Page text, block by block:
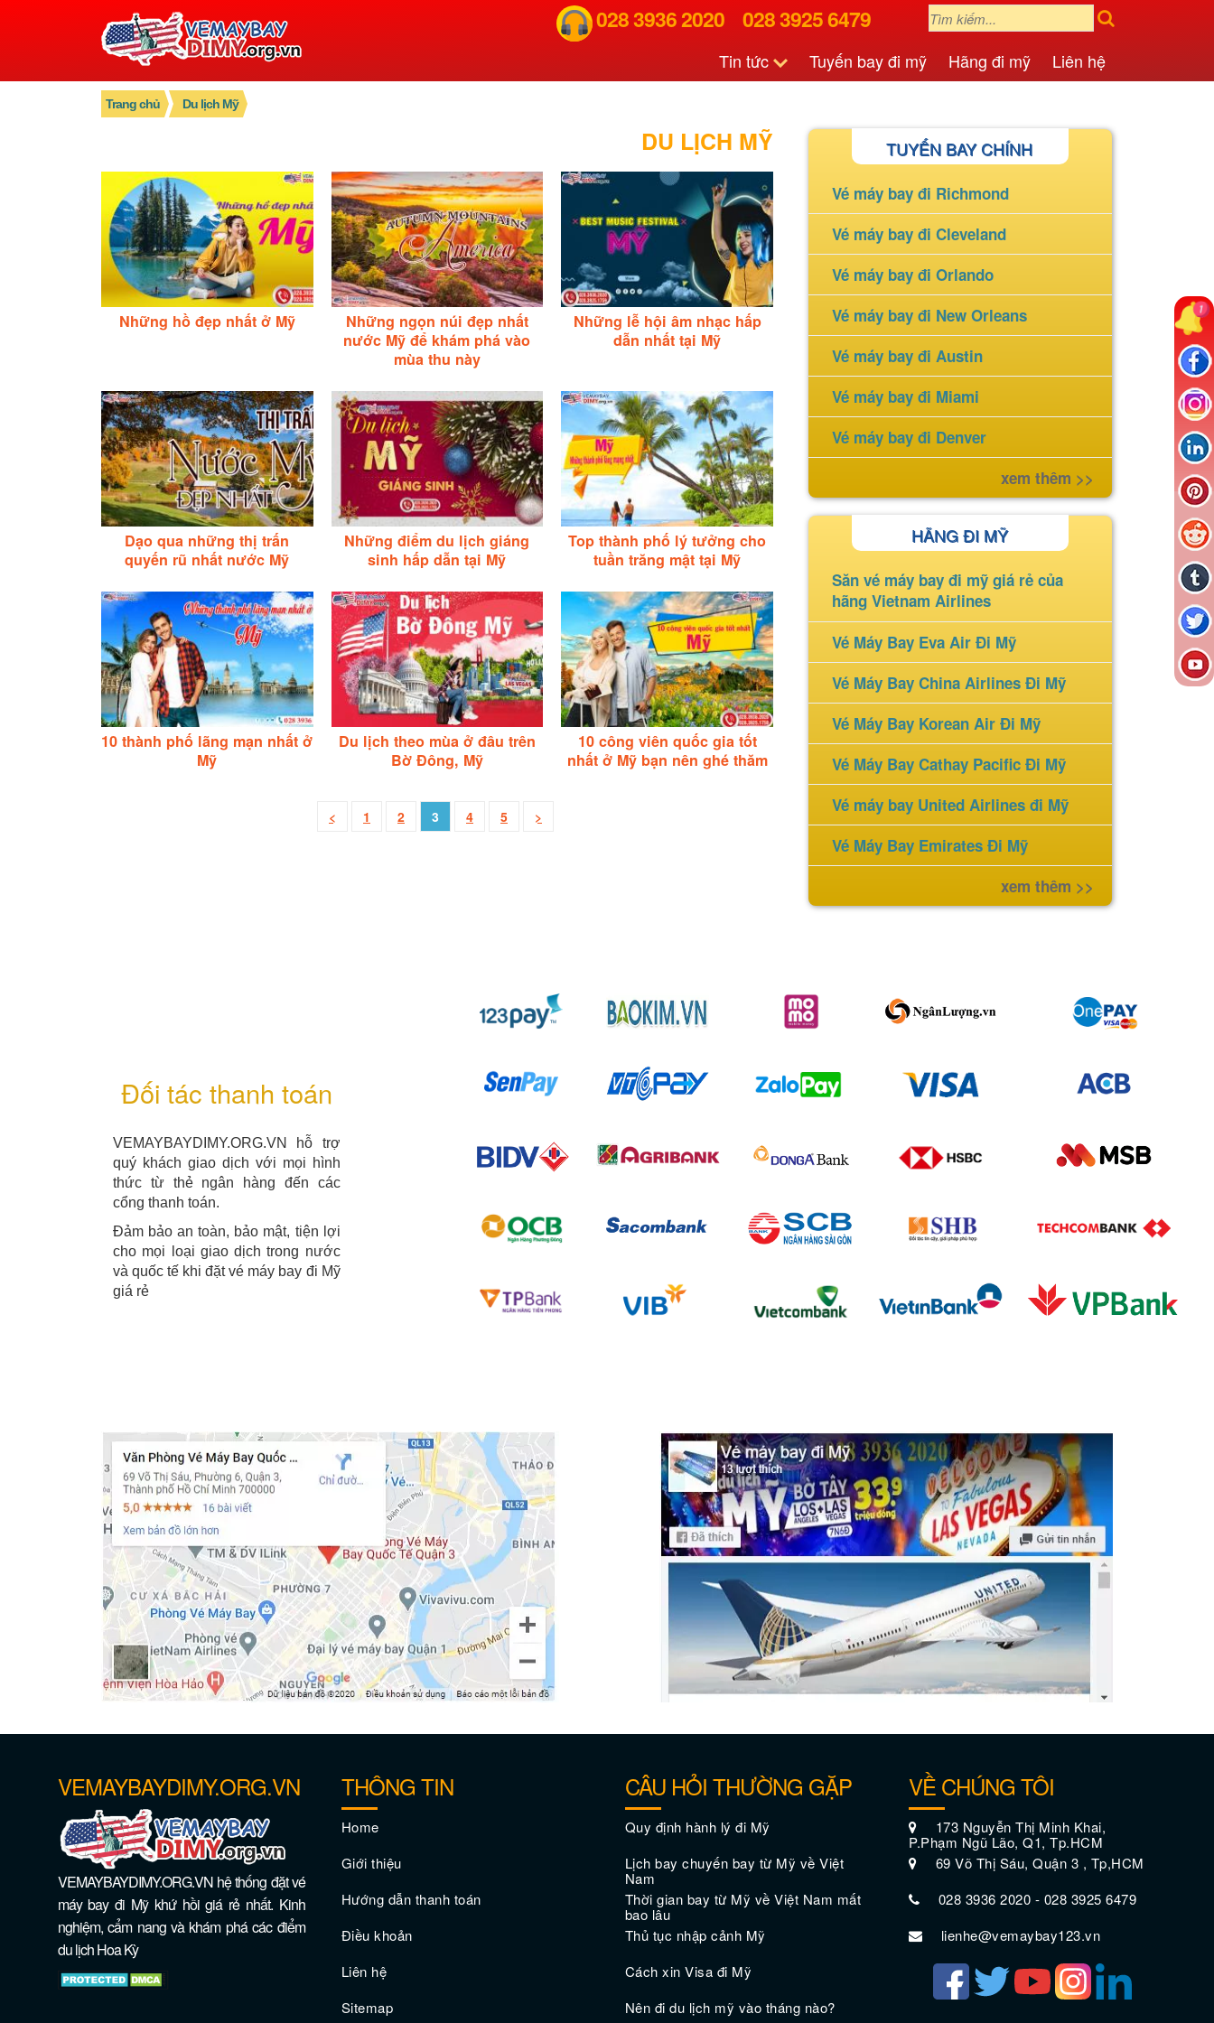
028 3936 2020 028 3925 6479
Tin tức Tuyến bay đi mỹ Hãng đi mỹ Liên hệ
Trang chủ Du lịch Mỹ
DU LỊCH MỸ
Những hồ đẹp nhất ở Mỹ
Những ngọn núi đẹp nhất
nước Mỹ để khám phá vào
mùa thu này
Những lễ hội âm nhạc hấp
dẫn nhất tại Mỹ
Dạo qua những thị trấn
quyến rũ nhất nước Mỹ
Những điểm du lịch giáng
sinh hấp dẫn tại Mỹ
Top thành phố lý tưởng cho
tuần trăng mật tại Mỹ
10 thành phố lãng mạn nhất ở
Mỹ
Du lịch theo mùa ở đâu trên
Bờ Đông, Mỹ
10 công viên quốc gia tốt
nhất ở Mỹ bạn nên ghé thăm
< 1 2 3 4 5 >
TUYẾN BAY CHÍNH
Vé máy bay đi Richmond
Vé máy bay đi Cleveland
Vé máy bay đi Orlando
Vé máy bay đi New Orleans
Vé máy bay đi Austin
Vé máy bay đi Miami
Vé máy bay đi Denver
xem thêm >>
HÃNG ĐI MỸ
Săn vé máy bay đi mỹ giá rẻ của
hãng Vietnam Airlines
Vé Máy Bay Eva Air Đi Mỹ
Vé Máy Bay China Airlines Đi Mỹ
Vé Máy Bay Korean Air Đi Mỹ
Vé Máy Bay Cathay Pacific Đi Mỹ
Vé máy bay United Airlines đi Mỹ
Vé Máy Bay Emirates Đi Mỹ
xem thêm >>
Đối tác thanh toán
VEMAYBAYDIMY.ORG.VN hỗ trợ
quý khách giao dịch với mọi hình
thức từ thẻ ngân hàng đến các
cổng thanh toán.
Đảm bảo an toàn, bảo mật, tiện lợi
cho mọi loại giao dịch trong nước
và quốc tế khi đặt vé máy bay đi Mỹ
giá rẻ
VEMAYBAYDIMY.ORG.VN
VEMAYBAYDIMY.ORG.VN hệ thống đặt vé
máy bay đi Mỹ khứ hồi giá rẻ nhất. Kinh
nghiệm, cẩm nang và khám phá các điểm
du lịch Hoa Kỳ
THÔNG TIN
Home
Giới thiệu
Hướng dẫn thanh toán
Điều khoản
Liên hệ
Sitemap
CÂU HỎI THƯỜNG GẶP
Quy định hành lý đi Mỹ
Lịch bay chuyến bay từ Mỹ về Việt
Nam
Thời gian bay từ Mỹ về Việt Nam mất
bao lâu
Thủ tục nhập cảnh Mỹ
Cách xin Visa đi Mỹ
Nên đi du lịch mỹ vào tháng nào?
VỀ CHÚNG TÔI
173 Nguyễn Thị Minh Khai,
P.Phạm Ngũ Lão, Q1, Tp.HCM
69 Võ Thị Sáu, Quận 3 , Tp,HCM
028 3936 2020 - 028 3925 6479
lienhe@vemaybay123.vn